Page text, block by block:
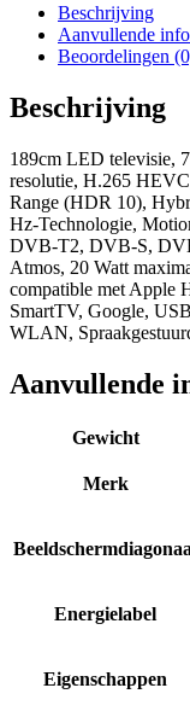
Beschrijving
Aanvullende
Beoordelingen
Beschrijving
189cm LED televisie,
resolutie, H.265
Range (HDR 10),
Hz-Technologie,
DVB-T2, DVB-S,
Atmos, 20 Watt
compatible met Apple
SmartTV, Google,
WLAN,
Aanvullende
Gewicht
Merk
Energielabel
Eigenschappen